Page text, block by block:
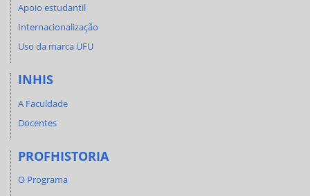
Apoio estudantil
Internacionalização
Uso da marca UFU
INHIS
A Faculdade
Docentes
PROFHISTORIA
O Programa